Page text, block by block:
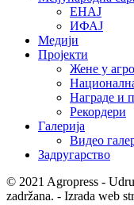
ЕНАЈ
ИФАЈ
Медији
Пројекти
Жене у
Награде и
Рекордери
Галерија
Видео
Задругарство
© 2021 Agropress -
zadržana. - Izrada web